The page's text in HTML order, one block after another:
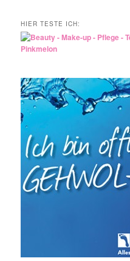
HIER TESTE ICH: